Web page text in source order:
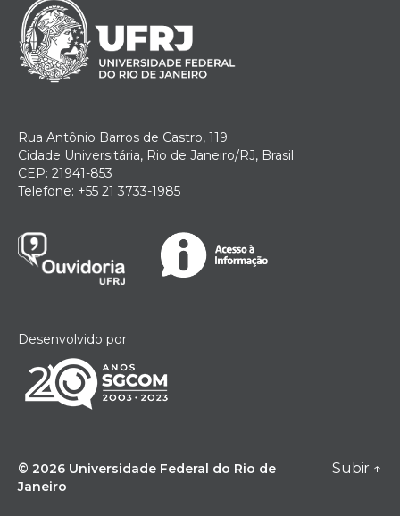
Rua Antônio Barros de Castro, 119
Cidade Universitária, Rio de Janeiro/RJ, Brasil
CEP: 21941-853
Telefone: +55 21 3733-1985
Desenvolvido por
© 2026 Universidade Federal do Rio de
Janeiro
Subir ↑